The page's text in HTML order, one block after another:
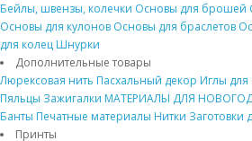
Бейлы, швензы, колечки Основы для
Основы для кулонов Основы для браслетов
для колец Шнурки
Дополнительные товары
Люрексовая нить Пасхальный декор Иглы
Пяльцы Зажигалки МАТЕРИАЛЫ ДЛЯ
Банты Печатные материалы Нитки Заготовки
Принты